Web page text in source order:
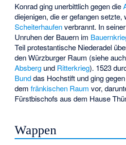
Konrad ging unerbittlich gegen die
diejenigen, die er gefangen setzte,
Scheiterhaufenverbrannt. In
Unruhen der Bauern im
Teil protestantische Niederadel
den Würzburger Raum (siehe auch
Absberg und Ritterkrieg). 1523
Bunddas Hochstift und ging
demfränkischen Raum vor,
Fürstbischofs aus dem Hause
Wappen